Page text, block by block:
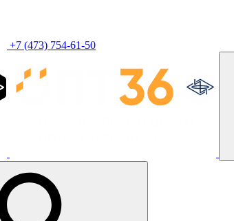
+7 (473) 754-61-50